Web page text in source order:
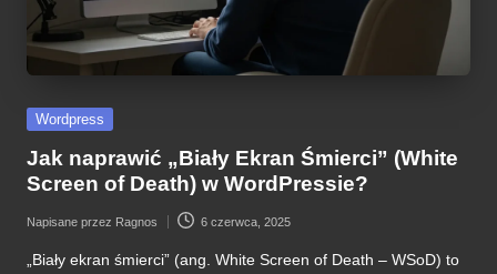
Posted
Wordpress
Jak naprawić „Biały Ekran Śmierci” (White
Screen of Death) w WordPressie?
Posted
by
Napisane przez Ragnos 6 czerwca, 2025
„Biały ekran śmierci” (ang. White Screen of Death – WSoD) to